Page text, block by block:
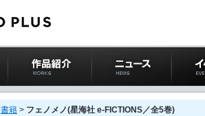
作品紹介 ニュース イベン
書籍 > フェノメノ(星海社 e-FICTIONS／全5巻)